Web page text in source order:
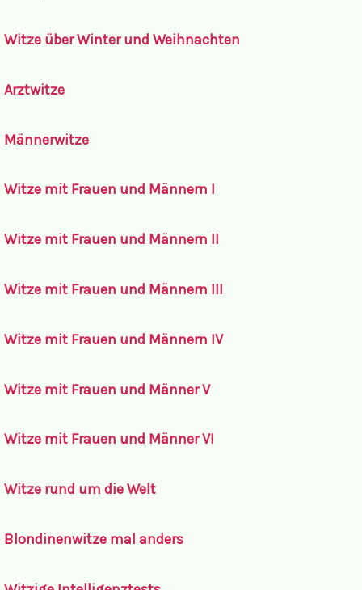
Witze über Winter und Weihnachten
Arztwitze
Männerwitze
Witze mit Frauen und Männern I
Witze mit Frauen und Männern II
Witze mit Frauen und Männern III
Witze mit Frauen und Männern IV
Witze mit Frauen und Männer V
Witze mit Frauen und Männer VI
Witze rund um die Welt
Blondinenwitze mal anders